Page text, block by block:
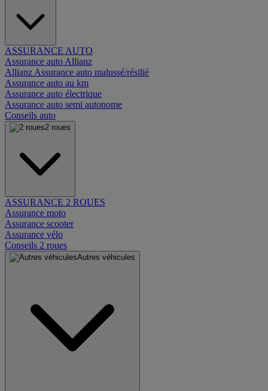
ASSURANCE AUTO
Assurance auto Allianz
Allianz Assurance auto malussé/résilié
Assurance auto au km
Assurance auto électrique
Assurance auto semi autonome
Conseils auto
2 roues
ASSURANCE 2 ROUES
Assurance moto
Assurance scooter
Assurance vélo
Conseils 2 roues
Autres véhicules